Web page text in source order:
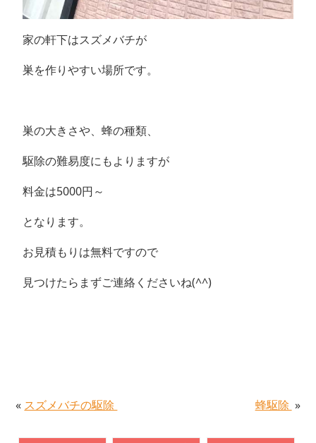
家の軒下はスズメバチが
巣を作りやすい場所です。
巣の大きさや、蜂の種類、
駆除の難易度にもよりますが
料金は5000円～
となります。
お見積もりは無料ですので
見つけたらまずご連絡くださいね(^^)
« スズメバチの駆除 蜂駆除 »